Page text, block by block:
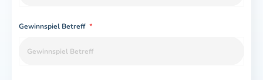
Gewinnspiel Betreff *